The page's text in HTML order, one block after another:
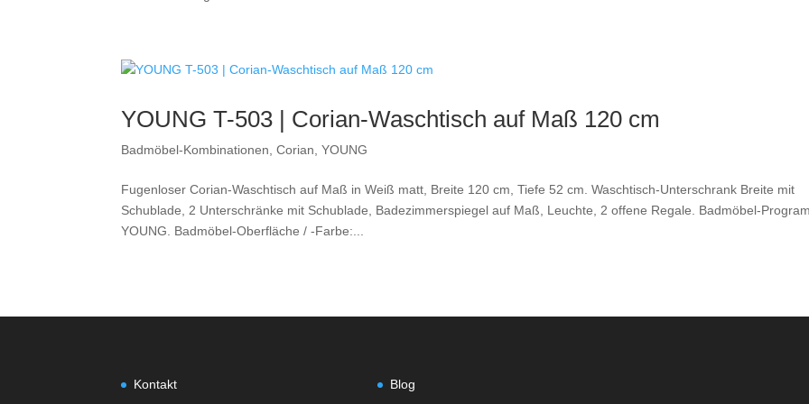
YOUNG T-503 | Corian-Waschtisch auf Maß 120 cm
Badmöbel-Kombinationen ,Corian ,YOUNG
Fugenloser Corian-Waschtisch auf Maß in Weiß matt, Breite 120 cm, Tiefe 52 cm. Waschtisch-Unterschrank Breite mit
Schublade, 2 Unterschränke mit Schublade, Badezimmerspiegel auf Maß, Leuchte, 2 offene Regale. Badmöbel-
YOUNG. Badmöbel-Oberfläche / -Farbe:...
Kontakt Blog